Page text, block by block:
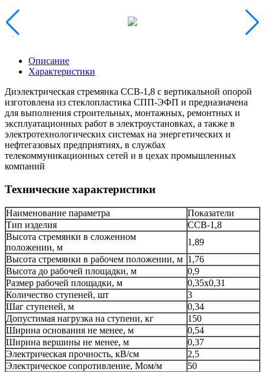
Описание
Характеристики
Диэлектрическая стремянка ССВ-1,8 с вертикальной опорой
изготовлена из стеклопластика СПП-ЭФП и предназначена
для выполнения строительных, монтажных, ремонтных и
эксплуатационных работ в электроустановках, а также в
электротехнологических системах на энергетических и
нефтегазовых предприятиях, в службах
телекоммуникационных сетей и в цехах промышленных
компаний
Технические характеристики
Наименование параметра
Показатели
Тип изделия
ССВ-1,8
Высота стремянки в сложенном
положении, м
1,89
Высота стремянки в рабочем положении, м 1,76
Высота до рабочей площадки, м
0,9
Размер рабочей площадки, м
0,35х0,31
Количество ступеней, шт
3
Шаг ступеней, м
0,34
Допустимая нагрузка на ступени, кг
150
Ширина основания не менее, м
0,54
Ширина вершины не менее, м
0,37
Электрическая прочность, кВ/см
2,5
Электрическое сопротивление, Мом/м
50